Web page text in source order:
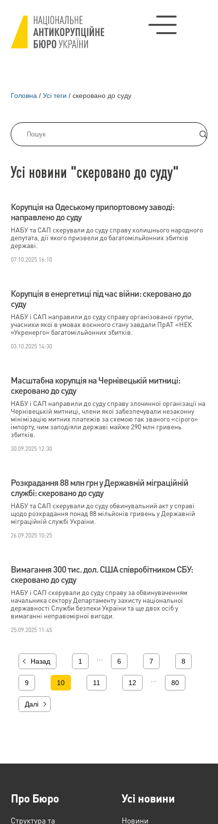
Головна / Усі теги / скеровано до суду
Усі новини "скеровано до суду"
Корупція на Одеському припортовому заводі:
направлено до суду
НАБУ та САП скерували до суду справу колишнього народного
депутата, дії якого призвели до багатомільйонних збитків
державі.
07.10.2025 16:10
Корупція в енергетиці під час війни: скеровано до
суду
НАБУ і САП направили до суду справу організованої групи,
учасники якої в умовах воєнного стану завдали ПрАТ «НЕК
«Укренерго» багатомільйонних збитків.
03.10.2025 14:30
Масштабна корупція на Чернівецькій митниці:
скеровано до суду
НАБУ і САП направили до суду справу злочинної організації на
Чернівецькій митниці, члени якої забезпечували незаконну
мінімізацію митних платежів за схемою так званого «сірого»
імпорту, чим заподіяли державі майже 290 млн гривень
збитків.
30.09.2025 12:30
Розкрадання 88 млн грн у Державній міграційній
службі: скеровано до суду
НАБУ та САП скерували до суду обвинувальний акт у справі
щодо розкрадання понад 88 мільйонів гривень у Державній
міграційній службі України.
26.09.2025 10:25
Вимагання 300 тис. дол. США співробітником СБУ:
скеровано до суду
НАБУ і САП скерували до суду справу за обвинуваченням
начальника сектору Департаменту захисту національної
державності Служби безпеки України та ще двох осіб у
вимаганні неправомірної вигоди.
25.09.2025 11:45
Назад 1 6 7 8
9 10 11 12 80
Далі
Про Бюро
Структура та
Усі новини
Новини